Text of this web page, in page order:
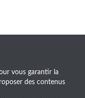
vous garantir la
des contenus